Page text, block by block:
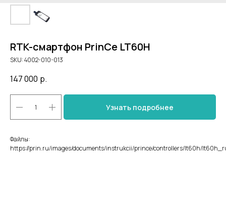
RTK-смартфон PrinCe LT60H
SKU:4002-010-013
147 000 р.
Узнать подробнее
Файлы:
https://prin.ru/images/documents/instrukcii/prince/controllers/lt60h/